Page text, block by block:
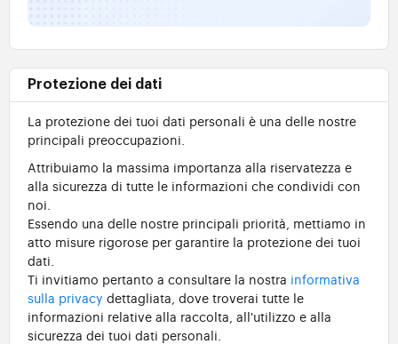
Protezione dei dati
La protezione dei tuoi dati personali è una delle nostre
principali preoccupazioni.
Attribuiamo la massima importanza alla riservatezza e
alla sicurezza di tutte le informazioni che condividi con
noi.
Essendo una delle nostre principali priorità, mettiamo in
atto misure rigorose per garantire la protezione dei tuoi
dati.
Ti invitiamo pertanto a consultare la nostra informativa
sulla privacy dettagliata, dove troverai tutte le
informazioni relative alla raccolta, all'utilizzo e alla
sicurezza dei tuoi dati personali.